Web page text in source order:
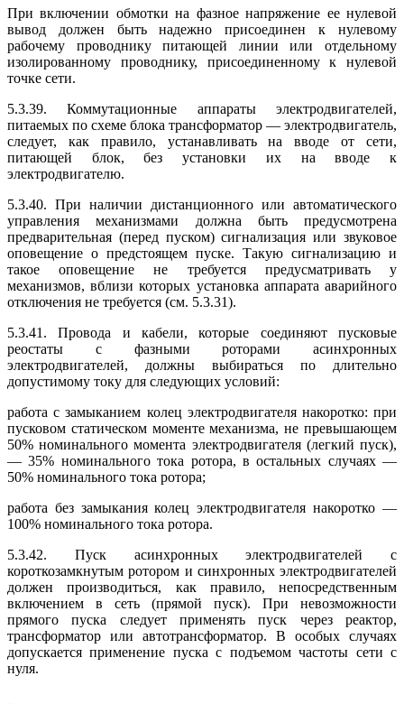
При включении обмотки на фазное напряжение ее нулевой
вывод должен быть надежно присоединен к нулевому
рабочему проводнику питающей линии или отдельному
изолированному проводнику, присоединенному к нулевой
точке сети.
5.3.39. Коммутационные аппараты электродвигателей,
питаемых по схеме блока трансформатор — электродвигатель,
следует, как правило, устанавливать на вводе от сети,
питающей блок, без установки их на вводе к
электродвигателю.
5.3.40. При наличии дистанционного или автоматического
управления механизмами должна быть предусмотрена
предварительная (перед пуском) сигнализация или звуковое
оповещение о предстоящем пуске. Такую сигнализацию и
такое оповещение не требуется предусматривать у
механизмов, вблизи которых установка аппарата аварийного
отключения не требуется (см. 5.3.31).
5.3.41. Провода и кабели, которые соединяют пусковые
реостаты с фазными роторами асинхронных
электродвигателей, должны выбираться по длительно
допустимому току для следующих условий:
работа с замыканием колец электродвигателя накоротко: при
пусковом статическом моменте механизма, не превышающем
50% номинального момента электродвигателя (легкий пуск),
— 35% номинального тока ротора, в остальных случаях —
50% номинального тока ротора;
работа без замыкания колец электродвигателя накоротко —
100% номинального тока ротора.
5.3.42. Пуск асинхронных электродвигателей с
короткозамкнутым ротором и синхронных электродвигателей
должен производиться, как правило, непосредственным
включением в сеть (прямой пуск). При невозможности
прямого пуска следует применять пуск через реактор,
трансформатор или автотрансформатор. В особых случаях
допускается применение пуска с подъемом частоты сети с
нуля.